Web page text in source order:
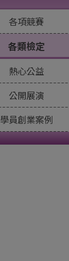
各項競賽
各類檢定
熱心公益
公開展演
學員創業案例